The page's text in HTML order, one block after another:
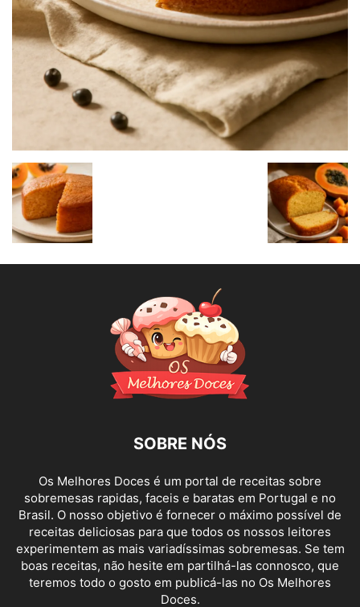
SOBRE NÓS
Os Melhores Doces é um portal de receitas sobre
sobremesas rapidas, faceis e baratas em Portugal e no
Brasil. O nosso objetivo é fornecer o máximo possível de
receitas deliciosas para que todos os nossos leitores
experimentem as mais variadíssimas sobremesas. Se tem
boas receitas, não hesite em partilhá-las connosco, que
teremos todo o gosto em publicá-las no Os Melhores
Doces.